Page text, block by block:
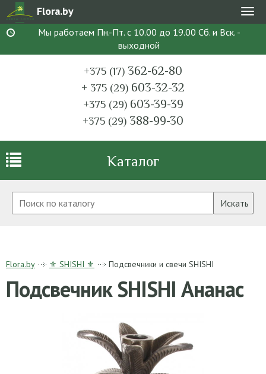
Flora.by
Мы работаем Пн.-Пт. с 10.00 до 19.00 Сб. и Вск. -
выходной
+375 (17) 362-62-80
+ 375 (29) 603-32-32
+375 (29)603-39-39
+375 (29) 388-99-30
Каталог
Искать
Flora.by ⚜ SHISHI ⚜ Подсвечники и свечи SHISHI
Подсвечник SHISHI Ананас